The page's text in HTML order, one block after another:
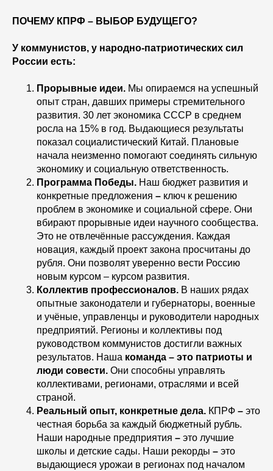
ПОЧЕМУ КПРФ – ВЫБОР БУДУЩЕГО?
У коммунистов, у народно-патриотических сил
России есть:
Прорывные идеи. Мы опираемся на успешный
опыт стран, давших примеры стремительного
развития. 30 лет экономика СССР в среднем
росла на 15% в год. Выдающиеся результаты
показал социалистический Китай. Плановые
начала неизменно помогают соединять сильную
экономику и социальную ответственность.
Программа Победы. Наш бюджет развития и
конкретные предложения – ключ к решению
проблем в экономике и социальной сфере. Они
вбирают прорывные идеи научного сообщества.
Это не отвлечённые рассуждения. Каждая
новация, каждый проект закона просчитаны до
рубля. Они позволят уверенно вести Россию
новым курсом – курсом развития.
Коллектив профессионалов. В наших рядах
опытные законодатели и губернаторы, военные
и учёные, управленцы и руководители народных
предприятий. Регионы и коллективы под
руководством коммунистов достигли важных
результатов. Наша команда – это патриоты и
люди совести. Они способны управлять
коллективами, регионами, отраслями и всей
страной.
Реальный опыт, конкретные дела. КПРФ – это
честная борьба за каждый бюджетный рубль.
Наши народные предприятия – это лучшие
школы и детские сады. Наши рекорды – это
выдающиеся урожаи в регионах под началом